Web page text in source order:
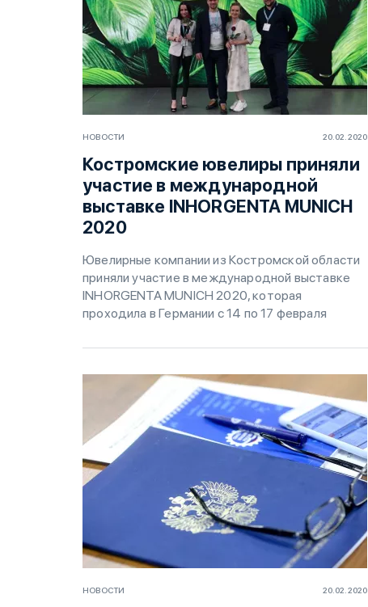
НОВОСТИ 20.02.2020
Костромские ювелиры приняли
участие в международной
выставке INHORGENTA MUNICH
2020
Ювелирные компании из Костромской области
приняли участие в международной выставке
INHORGENTA MUNICH 2020, которая
проходила в Германии c 14 по 17 февраля
НОВОСТИ 20.02.2020